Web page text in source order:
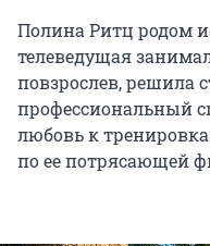
Полина Ритц родом
телеведущая
повзрослев, решила
профессиональный
любовь к
по ее потрясающей